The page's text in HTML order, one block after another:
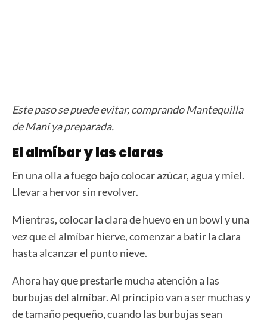
Este paso se puede evitar, comprando Mantequilla
de Maní ya preparada.
El almíbar y las claras
En una olla a fuego bajo colocar azúcar, agua y miel.
Llevar a hervor sin revolver.
Mientras, colocar la clara de huevo en un bowl y una
vez que el almíbar hierve, comenzar a batir la clara
hasta alcanzar el punto nieve.
Ahora hay que prestarle mucha atención a las
burbujas del almíbar. Al principio van a ser muchas y
de tamaño pequeño, cuando las burbujas sean